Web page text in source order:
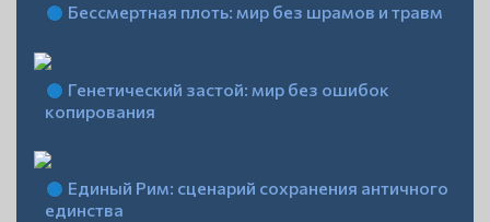
Бессмертная плоть: мир без шрамов и травм
Генетический застой: мир без ошибок
копирования
Единый Рим: сценарий сохранения античного
единства